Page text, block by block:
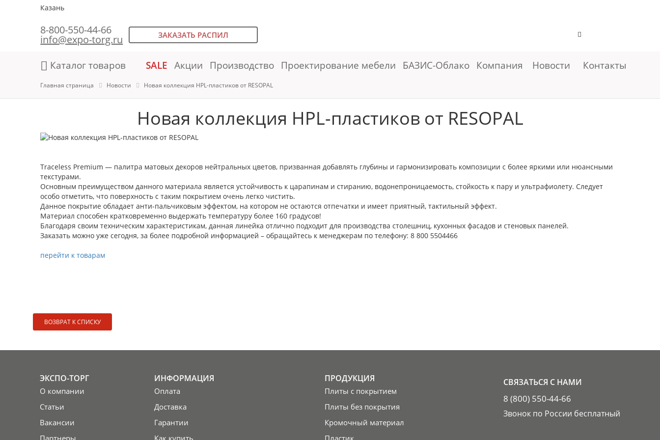
Казань
8-800-550-44-66
info@expo-torg.ru ЗАКАЗАТЬ РАСПИЛ
Каталог товаров SALE Акции Производство Проектирование мебели БАЗИС-Облако Компания Новости Контакты
Главная страница Новости Новая коллекция HPL-пластиков от RESOPAL
Новая коллекция HPL-пластиков от RESOPAL
Traceless Premium — палитра матовых декоров нейтральных цветов, призванная добавлять глубины и гармонизировать композиции с более яркими или нюансными
текстурами.
Основным преимуществом данного материала является устойчивость к царапинам и стиранию, водонепроницаемость, стойкость к пару и ультрафиолету. Следует
особо отметить, что поверхность с таким покрытием очень легко чистить.
Данное покрытие обладает анти-пальчиковым эффектом, на котором не остаются отпечатки и имеет приятный, тактильный эффект.
Материал способен кратковременно выдержать температуру более 160 градусов!
Благодаря своим техническим характеристикам, данная линейка отлично подходит для производства столешниц, кухонных фасадов и стеновых панелей.
Заказать можно уже сегодня, за более подробной информацией – обращайтесь к менеджерам по телефону: 8 800 5504466
перейти к товарам
ВОЗВРАТ К СПИСКУ
ЭКСПО-ТОРГ
О компании
Статьи
Вакансии
ИНФОРМАЦИЯ
Оплата
Доставка
Гарантии
ПРОДУКЦИЯ
Плиты с покрытием
Плиты без покрытия
Кромочный материал
СВЯЗАТЬСЯ С НАМИ
8 (800) 550-44-66
Звонок по России бесплатный